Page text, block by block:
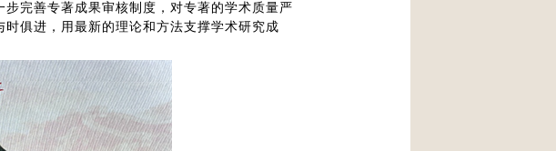
完善专著成果审核制度，对专著的学术质量严
俱进，用最新的理论和方法支撑学术研究成